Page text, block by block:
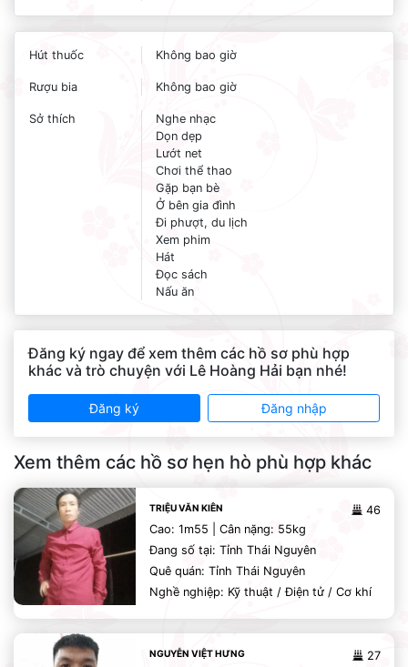
Hút thuốc Không bao giờ
Rượu bia Không bao giờ
Sở thích
Nghe nhạc
Dọn dẹp
Lướt net
Chơi thể thao
Gặp bạn bè
Ở bên gia đình
Đi phượt, du lịch
Xem phim
Hát
Đọc sách
Nấu ăn
Đăng ký ngay để xem thêm các hồ sơ phù hợp
khác và trò chuyện với Lê Hoàng Hải bạn nhé!
Đăng ký Đăng nhập
Xem thêm các hồ sơ hẹn hò phù hợp khác
46
TRIỆU VĂN KIÊN
Cao: 1m55 | Cân nặng: 55kg
Đang số tại: Tỉnh Thái Nguyên
Quê quán: Tỉnh Thái Nguyên
Nghề nghiệp: Kỹ thuật / Điện tử / Cơ khí
27
NGUYỄN VIỆT HƯNG